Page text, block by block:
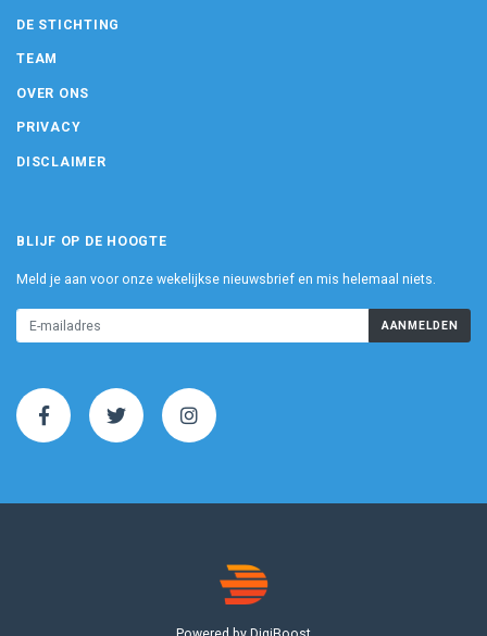
DE STICHTING
TEAM
OVER ONS
PRIVACY
DISCLAIMER
BLIJF OP DE HOOGTE
Meld je aan voor onze wekelijkse nieuwsbrief en mis helemaal niets.
AANMELDEN